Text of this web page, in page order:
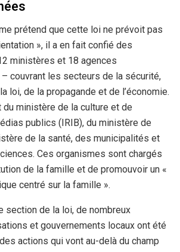
prétend que cette loi ne prévoit pas
», il a en fait confié des
ministères et 18 agences
couvrant les secteurs de la sécurité,
loi, de la propagande et de l’économie.
du ministère de la culture et de
publics (IRIB), du ministère de
de la santé, des municipalités et
Ces organismes sont chargés
de la famille et de promouvoir un «
centré sur la famille ».
section de la loi, de nombreux
et gouvernements locaux ont été
actions qui vont au-delà du champ